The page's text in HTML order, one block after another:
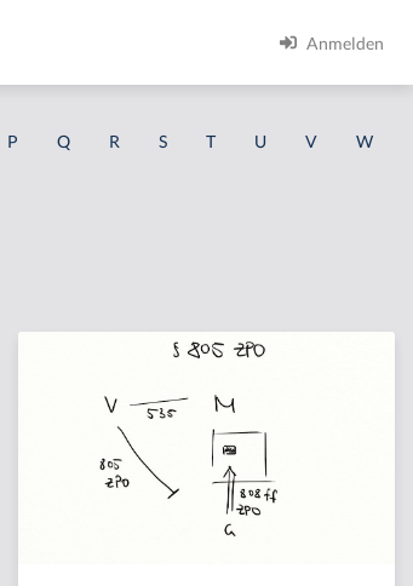
Anmelden
P Q R S T U V W